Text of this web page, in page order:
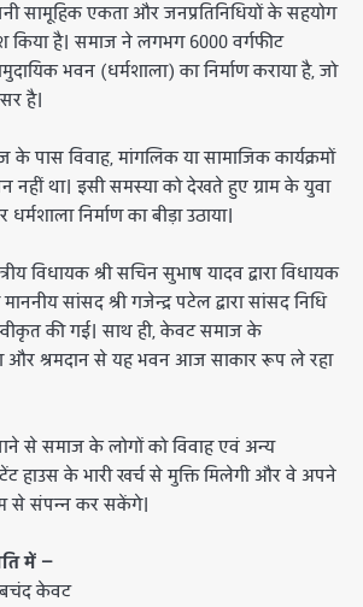
सामूहिक एकता और जनप्रतिनिधियों के सहयोग
किया है। समाज ने लगभग 6000 वर्गफीट
भवन (धर्मशाला) का निर्माण कराया है, जो
है।
के पास विवाह, मांगलिक या सामाजिक कार्यक्रमों
नहीं था। इसी समस्या को देखते हुए ग्राम के युवा
निर्माण का बीड़ा उठाया।
विधायक श्री सचिन सुभाष यादव द्वारा विधायक
सांसद श्री गजेन्द्र पटेल द्वारा सांसद निधि
की गई। साथ ही, केवट समाज के
श्रमदान से यह भवन आज साकार रूप ले रहा
से समाज के लोगों को विवाह एवं अन्य
टेंट हाउस के भारी खर्च से मुक्ति मिलेगी और वे अपने
से संपन्न कर सकेंगे।
में —
केवट